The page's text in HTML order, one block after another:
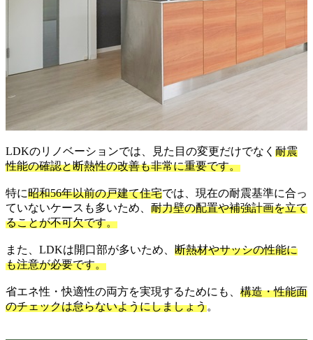
LDKのリノベーションでは、見た目の変更だけでなく 耐震
性能の確認と断熱性の改善も非常に重要です。
特に昭和56年以前の戸建て住宅では、現在の耐震基準に合っ
ていないケースも多いため、 耐力壁の配置や補強計画を立て
ることが不可欠です。
また、LDKは開口部が多いため、 断熱材やサッシの性能に
も注意が必要です。
省エネ性・快適性の両方を実現するためにも、 構造・性能面
のチェックは怠らないようにしましょう。